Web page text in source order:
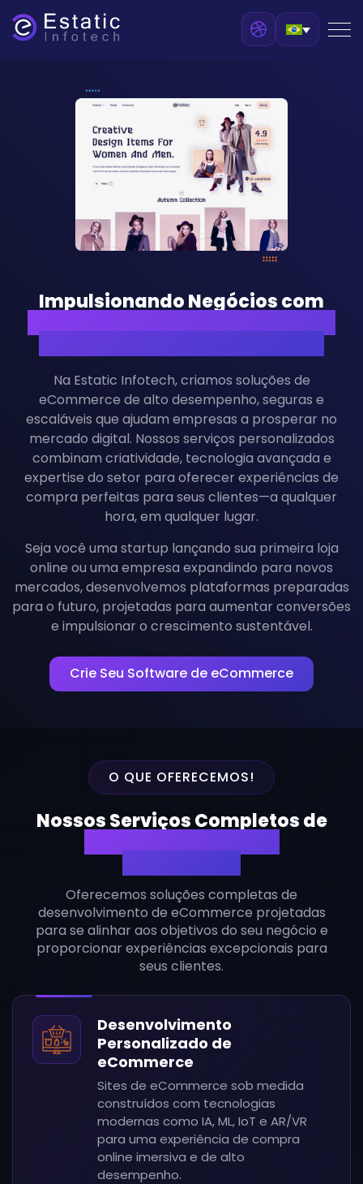
Impulsionando Negócios com
Na Estatic Infotech, criamos soluções de
eCommerce de alto desempenho, seguras e
escaláveis que ajudam empresas a prosperar no
mercado digital. Nossos serviços personalizados
combinam criatividade, tecnologia avançada e
expertise do setor para oferecer experiências de
compra perfeitas para seus clientes—a qualquer
hora, em qualquer lugar.
Seja você uma startup lançando sua primeira loja
online ou uma empresa expandindo para novos
mercados, desenvolvemos plataformas preparadas
para o futuro, projetadas para aumentar conversões
e impulsionar o crescimento sustentável.
Crie Seu Software de eCommerce
O QUE OFERECEMOS!
Nossos Serviços Completos de
Oferecemos soluções completas de
desenvolvimento de eCommerce projetadas
para se alinhar aos objetivos do seu negócio e
proporcionar experiências excepcionais para
seus clientes.
Desenvolvimento
Personalizado de
eCommerce
Sites de eCommerce sob medida
construídos com tecnologias
modernas como IA, ML, IoT e AR/VR
para uma experiência de compra
online imersiva e de alto
desempenho.